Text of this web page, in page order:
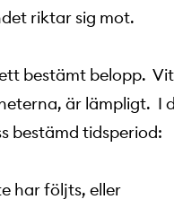
riktar sig mot.
bestämt belopp.
är lämpligt. I
bestämd tidsperiod:
har följts, eller